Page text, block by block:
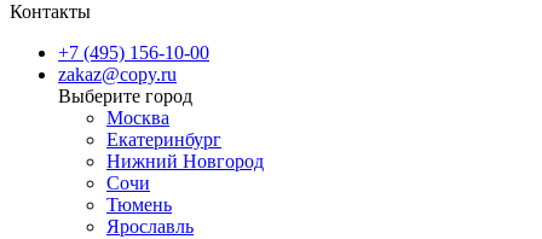
гарантией качества!
Контакты
+7 (495) 156-10-00
zakaz@copy.ru
Москва
Екатеринбург
Нижний Новгород
Сочи
Тюмень
Ярославль